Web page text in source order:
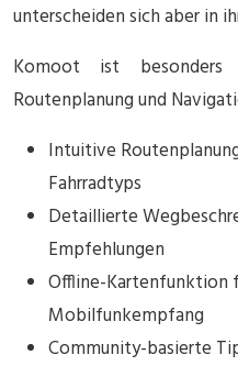
unterscheiden sich aber in
Komoot ist
Routenplanung und
Intuitive
Fahrradtyps
Detaillierte
Empfehlungen
Offline-Kartenfunktion
Mobilfunkempfang
Community-basierte